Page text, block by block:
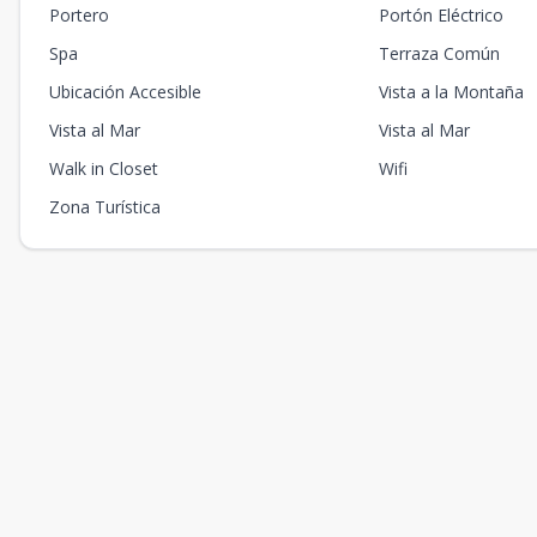
Portero
Portón Eléctrico
Spa
Terraza Común
Ubicación Accesible
Vista a la Montaña
Vista al Mar
Vista al Mar
Walk in Closet
Wifi
Zona Turística